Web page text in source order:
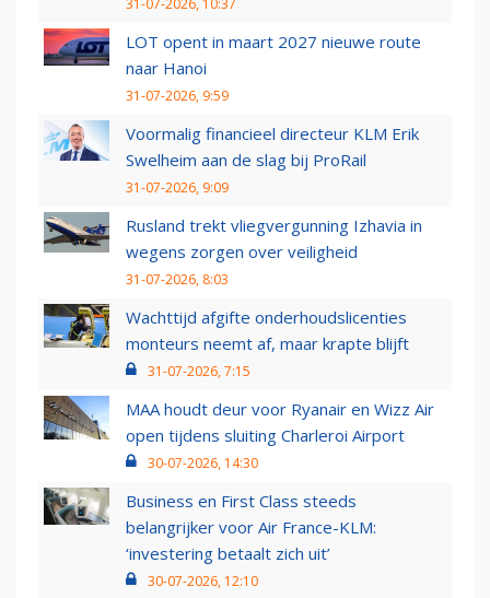
LOT opent in maart 2027 nieuwe route
naar Hanoi
31-07-2026, 9:59
Voormalig financieel directeur KLM Erik
Swelheim aan de slag bij ProRail
31-07-2026, 9:09
Rusland trekt vliegvergunning Izhavia in
wegens zorgen over veiligheid
31-07-2026, 8:03
Wachttijd afgifte onderhoudslicenties
monteurs neemt af, maar krapte blijft
31-07-2026, 7:15
MAA houdt deur voor Ryanair en Wizz Air
open tijdens sluiting Charleroi Airport
30-07-2026, 14:30
Business en First Class steeds
belangrijker voor Air France-KLM:
‘investering betaalt zich uit’
30-07-2026, 12:10